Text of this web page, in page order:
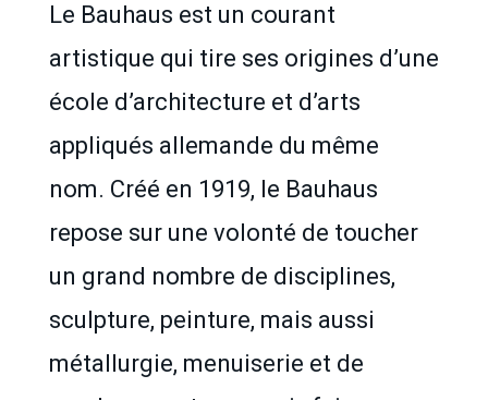
Le Bauhaus est un courant
artistique qui tire ses origines d’une
école d’architecture et d’arts
appliqués allemande du même
nom. Créé en 1919, le Bauhaus
repose sur une volonté de toucher
un grand nombre de disciplines,
sculpture, peinture, mais aussi
métallurgie, menuiserie et de